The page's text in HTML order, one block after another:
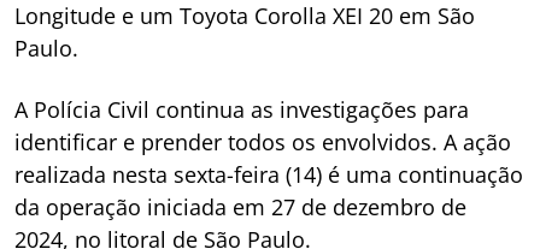
Longitude e um Toyota Corolla XEI 20 em São
Paulo.
A Polícia Civil continua as investigações para
identificar e prender todos os envolvidos. A ação
realizada nesta sexta-feira (14) é uma continuação
da operação iniciada em 27 de dezembro de
2024, no litoral de São Paulo.